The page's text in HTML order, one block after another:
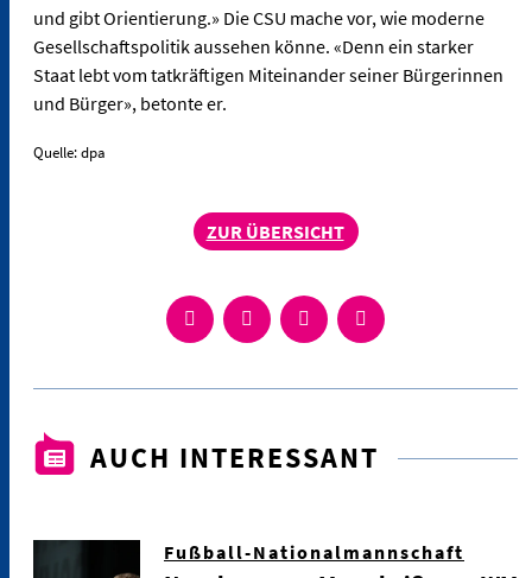
und gibt Orientierung.» Die CSU mache vor, wie moderne
Gesellschaftspolitik aussehen könne. «Denn ein starker
Staat lebt vom tatkräftigen Miteinander seiner Bürgerinnen
und Bürger», betonte er.
Quelle: dpa
ZUR ÜBERSICHT
AUCH INTERESSANT
Fußball-Nationalmannschaft